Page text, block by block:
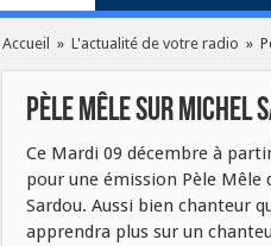
Accueil » L'actualité de votre radio »
Pèle Mêle sur Michel
Ce Mardi 09 décembre à
pour une émission Pèle Mêle
Sardou. Aussi bien chanteur
apprendra plus sur un